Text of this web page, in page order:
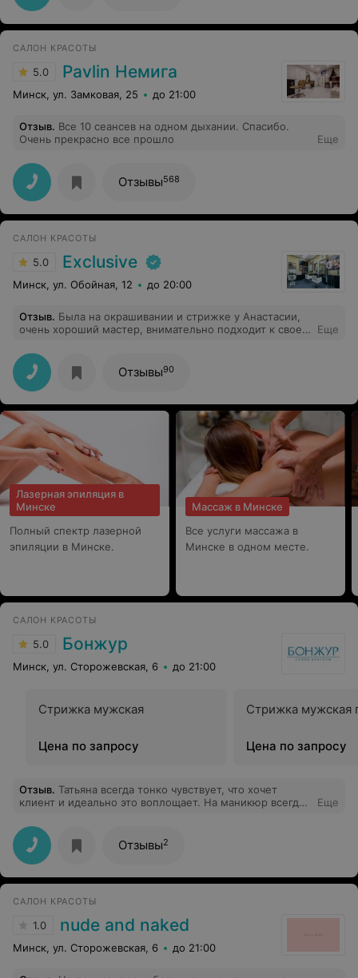
САЛОН КРАСОТЫ
5.0 Pavlin Немига
Минск, ул. Замковая, 25 до 21:00
Отзыв. Все 10 сеансев на одном дыхании. Спасибо.
Очень прекрасно все прошло
Еще
Отзывы568
САЛОН КРАСОТЫ
5.0 Exclusive
Минск, ул. Обойная, 12 до 20:00
Отзыв. Была на окрашивании и стрижке у Анастасии,
очень хороший мастер, внимательно подходит к своей
огромное удовольствие, спасибо за профессионализм
Еще
Отзывы90
Лазерная эпиляция в
Минске
Полный спектр лазерной
эпиляции в Минске.
Массаж в Минске
Все услуги массажа в
Минске в одном месте.
САЛОН КРАСОТЫ
5.0 Бонжур
Минск, ул. Сторожевская, 6 до 21:00
Стрижка мужская
Цена по запросу
Стрижка мужская
Цена по запросу
Отзыв. Татьяна всегда тонко чувствует, что хочет
клиент и идеально это воплощает. На маникюр всегда
желаемый результат и очень приятную беседу
Еще
Отзывы2
САЛОН КРАСОТЫ
1.0 nude and naked
Минск, ул. Сторожевская, 6 до 21:00